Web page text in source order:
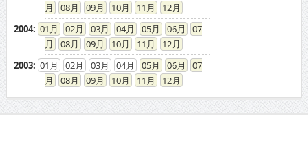
08
09 10 11
12
2004: 01 02 03 04 05 06
07
08
09 10 11
12
2003: 01 02 03 04 05 06
07
08
09 10 11 12